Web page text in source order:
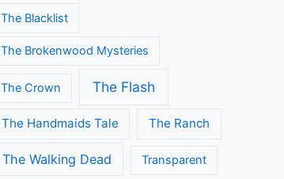
The Blacklist
The Brokenwood Mysteries
The Crown The Flash
The Handmaids Tale The Ranch
The Walking Dead Transparent